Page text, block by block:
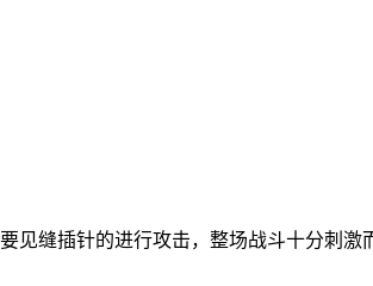
缝插针的进行攻击，整场战斗十分刺激